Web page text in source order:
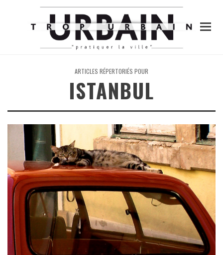
ARTICLES RÉPERTORIÉS POUR
ISTANBUL